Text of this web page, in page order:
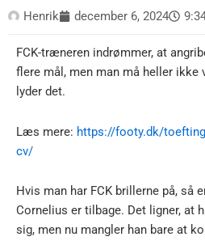
Henrik december 6, 2024
FCK-træneren indrømmer, at
flere mål, men man må heller ikke
lyder det.
Læs mere: https://footy.dk/
cv/
Hvis man har FCK brillerne på, så
Cornelius er tilbage. Det ligner, at
sig, men nu mangler han bare at